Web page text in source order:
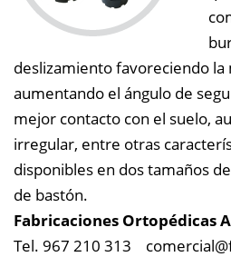
deslizamiento favoreciendo la
aumentando el ángulo de
mejor contacto con el suelo,
irregular, entre otras
disponibles en dos tamaños
de bastón.
Fabricaciones Ortopédicas
Tel. 967 210 313 comercial@